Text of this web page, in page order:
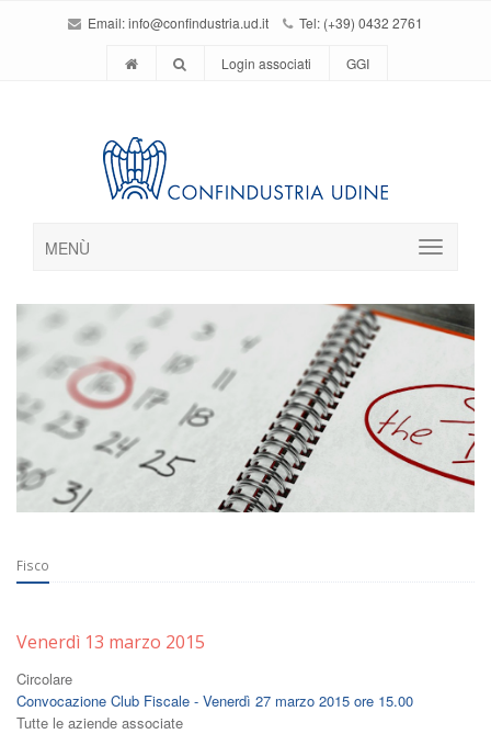
Email:info@confindustria.ud.it Tel: (+39) 0432 2761
Login associati GGI
MENÙ
Fisco
Venerdì 13 marzo 2015
Circolare
Convocazione Club Fiscale - Venerdì 27 marzo 2015 ore 15.00
Tutte le aziende associate